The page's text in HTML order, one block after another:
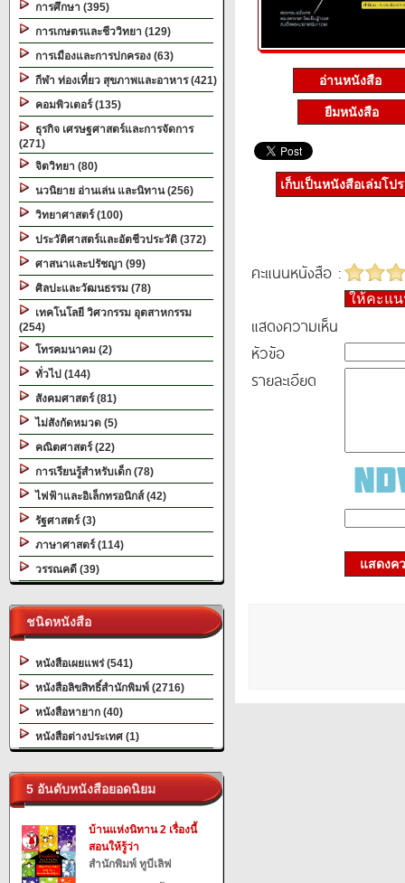
การศึกษา (395)
การเกษตรและชีววิทยา (129)
การเมืองและการปกครอง (63)
กีฬา ท่องเที่ยว สุขภาพและอาหาร (421)
คอมพิวเตอร์ (135)
ธุรกิจ เศรษฐศาสตร์และการจัดการ
(271)
จิตวิทยา (80)
นวนิยาย อ่านเล่น และนิทาน (256)
วิทยาศาสตร์ (100)
ประวัติศาสตร์และอัตชีวประวัติ (372)
ศาสนาและปรัชญา (99)
ศิลปะและวัฒนธรรม (78)
เทคโนโลยี วิศวกรรม อุตสาหกรรม
(254)
โทรคมนาคม (2)
ทั่วไป (144)
สังคมศาสตร์ (81)
ไม่สังกัดหมวด (5)
คณิตศาสตร์ (22)
การเรียนรู้สำหรับเด็ก (78)
ไฟฟ้าและอิเล็กทรอนิกส์ (42)
รัฐศาสตร์ (3)
ภาษาศาสตร์ (114)
วรรณคดี (39)
ชนิดหนังสือ
หนังสือเผยแพร่ (541)
หนังสือลิขสิทธิ์สำนักพิมพ์ (2716)
หนังสือหายาก (40)
หนังสือต่างประเทศ (1)
5 อันดับหนังสือยอดนิยม
บ้านแห่งนิทาน 2 เรื่องนี้
สอนให้รู้ว่า
สำนักพิมพ์ ทูบีเลิฟ
อ่านหนังสือ
ยืมหนังสือ
เก็บเป็นหนังสือเล่มโป
คะแนนหนังสือ :
ให้คะแ
แสดงความเห็น
หัวข้อ
รายละเอียด
แสดงค